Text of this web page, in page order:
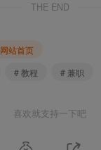
THE END
网站首页
# 教程 # 兼职
喜欢就支持一下吧